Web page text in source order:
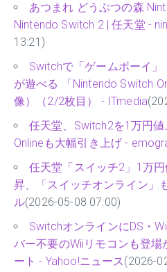
あつまれ どうぶつの森
Nintendo Switch 2 | 任天堂 -
13:21)
Switchで「ゲームボーイ」
が遊べる 「Nintendo Switch
像）（2/2枚目） - ITmedia
任天堂、Switch2を1万円
Onlineも大幅引き上げ -
任天堂「スイッチ2」1万
昇、「スイッチオンライン」
ル(2026-05-08 07:00)
SwitchオンラインにDS・
バー不要のWiiリモコンも登
ート - Yahoo!ニュース(2026-